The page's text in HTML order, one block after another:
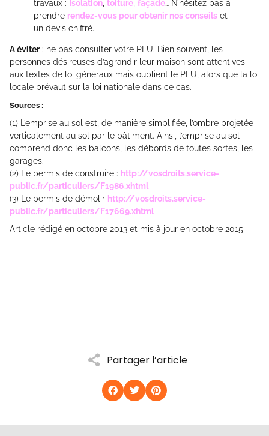
Partager l’article
travaux : Isolation, toiture, façade… N’hésitez pas à
prendre rendez-vous pour obtenir nos conseils et
un devis chiffré.
A éviter: ne pas consulter votre PLU. Bien souvent, les
personnes désireuses d’agrandir leur maison sont attentives
aux textes de loi généraux mais oublient le PLU, alors que la loi
locale prévaut sur la loi nationale dans ce cas.
Sources :
(1) L’emprise au sol est, de manière simplifiée, l’ombre projetée
verticalement au sol par le bâtiment. Ainsi, l’emprise au sol
comprend donc les balcons, les débords de toutes sortes, les
garages.
(2) Le permis de construire : http://vosdroits.service-
public.fr/particuliers/F1986.xhtml
(3) Le permis de démolir http://vosdroits.service-
public.fr/particuliers/F17669.xhtml
Article rédigé en octobre 2013 et mis à jour en octobre 2015